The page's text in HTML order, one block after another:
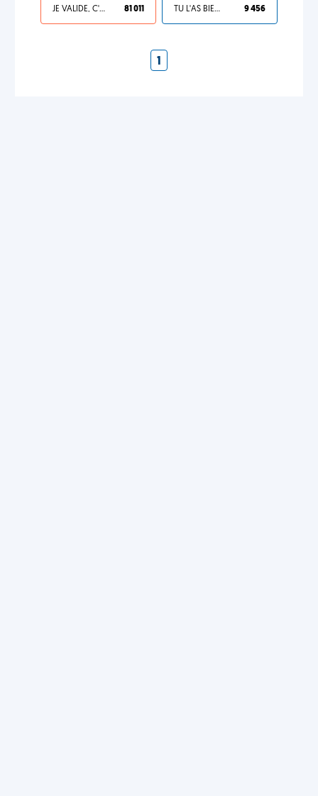
JE VALIDE, C'EST UNE VDM 81 011 TU L'AS BIEN MÉRITÉ 9 456
1